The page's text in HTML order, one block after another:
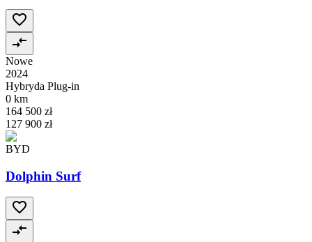
Nowe
2024
Hybryda Plug-in
0 km
164 500 zł
127 900 zł
BYD
Dolphin Surf